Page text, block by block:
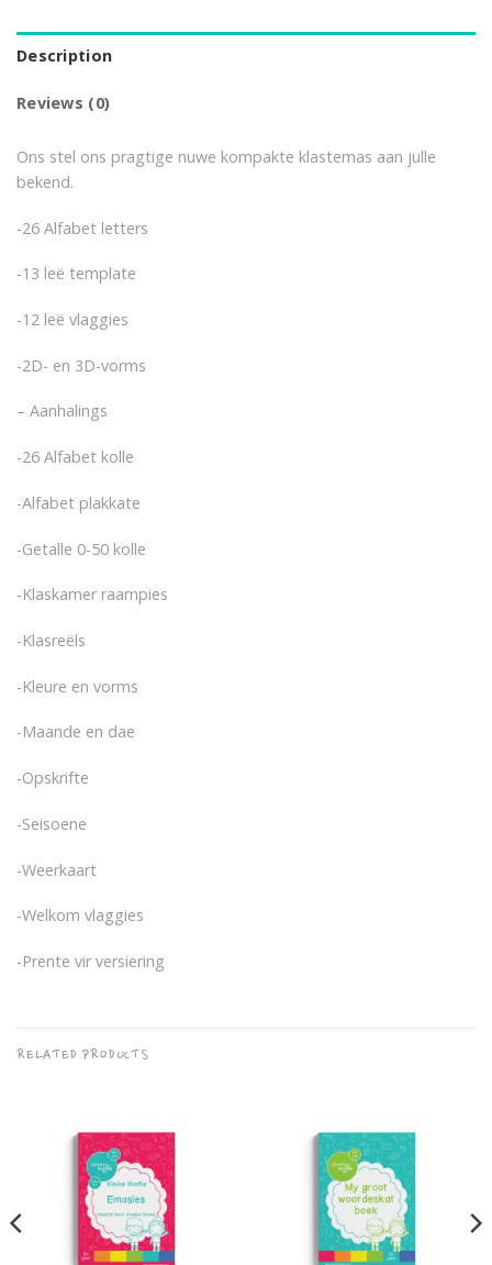
Description
Reviews (0)
Ons stel ons pragtige nuwe kompakte klastemas aan julle
bekend.
-26 Alfabet letters
-13 leë template
-12 leë vlaggies
-2D- en 3D-vorms
– Aanhalings
-26 Alfabet kolle
-Alfabet plakkate
-Getalle 0-50 kolle
-Klaskamer raampies
-Klasreëls
-Kleure en vorms
-Maande en dae
-Opskrifte
-Seisoene
-Weerkaart
-Welkom vlaggies
-Prente vir versiering
RELATED PRODUCTS